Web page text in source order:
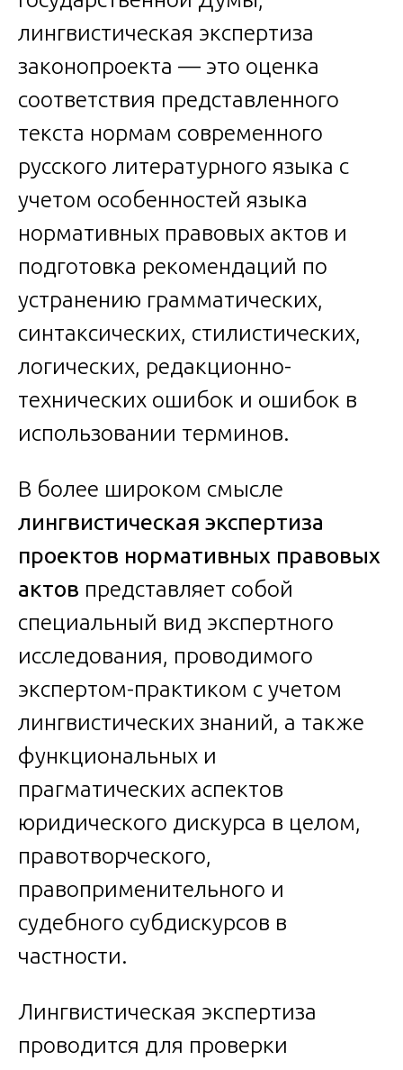
лингвистическая экспертиза
законопроекта — это оценка
соответствия представленного
текста нормам современного
русского литературного языка с
учетом особенностей языка
нормативных правовых актов и
подготовка рекомендаций по
устранению грамматических,
синтаксических, стилистических,
логических, редакционно-
технических ошибок и ошибок в
использовании терминов.
В более широком смысле
лингвистическая экспертиза
проектов нормативных правовых
актов представляет собой
специальный вид экспертного
исследования, проводимого
экспертом-практиком с учетом
лингвистических знаний, а также
функциональных и
прагматических аспектов
юридического дискурса в целом,
правотворческого,
правоприменительного и
судебного субдискурсов в
частности.
Лингвистическая экспертиза
проводится для проверки